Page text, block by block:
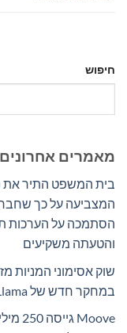
חיפוש
מאמרים אחרונים
בית המשפט התיר את
והטעתה משקיעים
במחקר חדש של DeFiLlama